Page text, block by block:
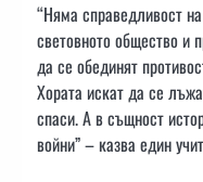
“Няма справедливост
световното общество и
да се обединят
Хората искат да се
спаси. А в същност
войни” – казва един